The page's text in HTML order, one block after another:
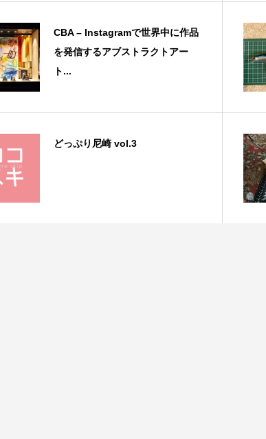
CBA – Instagramで世界中に作品
を発信するアブストラクトアー
ト...
どっぷり尼崎 vol.3